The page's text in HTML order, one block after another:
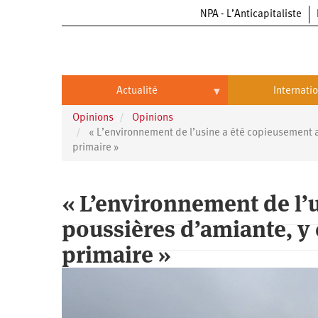
NPA - L’Anticapitaliste
Actualité
Actualité
Politique
Entreprises
Automobile
Aéronautique
Oppressions
Oppressions
Antiracisme
Économie
Écologie
États-
Continents
Continents
Opinions
Opinions
« L’environnement de l’usine a été
primaire »
« L’environnement de
poussières d’amiante,
primaire »